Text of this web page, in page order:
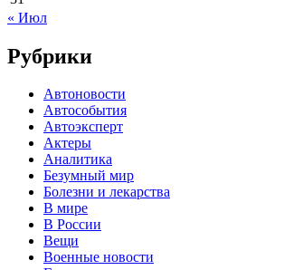
« Июл
Рубрики
Автоновости
Автособытия
Автоэксперт
Актеры
Аналитика
Безумный мир
Болезни и лекарства
В мире
В России
Вещи
Военные новости